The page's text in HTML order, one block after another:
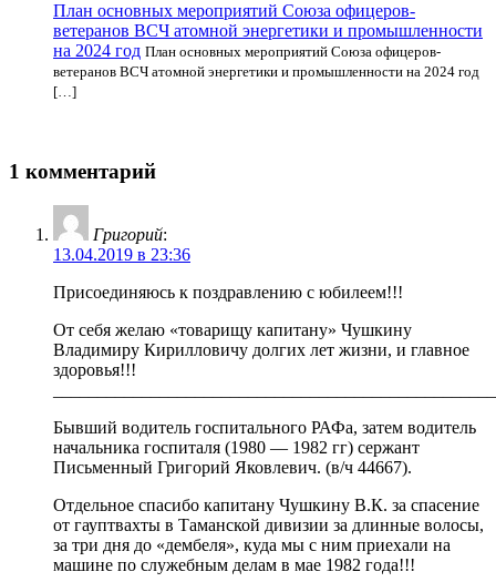
План основных мероприятий Союза офицеров-
ветеранов ВСЧ атомной энергетики и промышленности
на 2024 год План основных мероприятий Союза офицеров-
ветеранов ВСЧ атомной энергетики и промышленности на 2024 год
[…]
1 комментарий
Григорий:
13.04.2019 в 23:36
Присоединяюсь к поздравлению с юбилеем!!!
От себя желаю «товарищу капитану» Чушкину
Владимиру Кирилловичу долгих лет жизни, и главное
здоровья!!!
Бывший водитель госпитального РАФа, затем водитель
начальника госпиталя (1980 — 1982 гг) сержант
Письменный Григорий Яковлевич. (в/ч 44667).
Отдельное спасибо капитану Чушкину В.К. за спасение
от гауптвахты в Таманской дивизии за длинные волосы,
за три дня до «дембеля», куда мы с ним приехали на
машине по служебным делам в мае 1982 года!!!